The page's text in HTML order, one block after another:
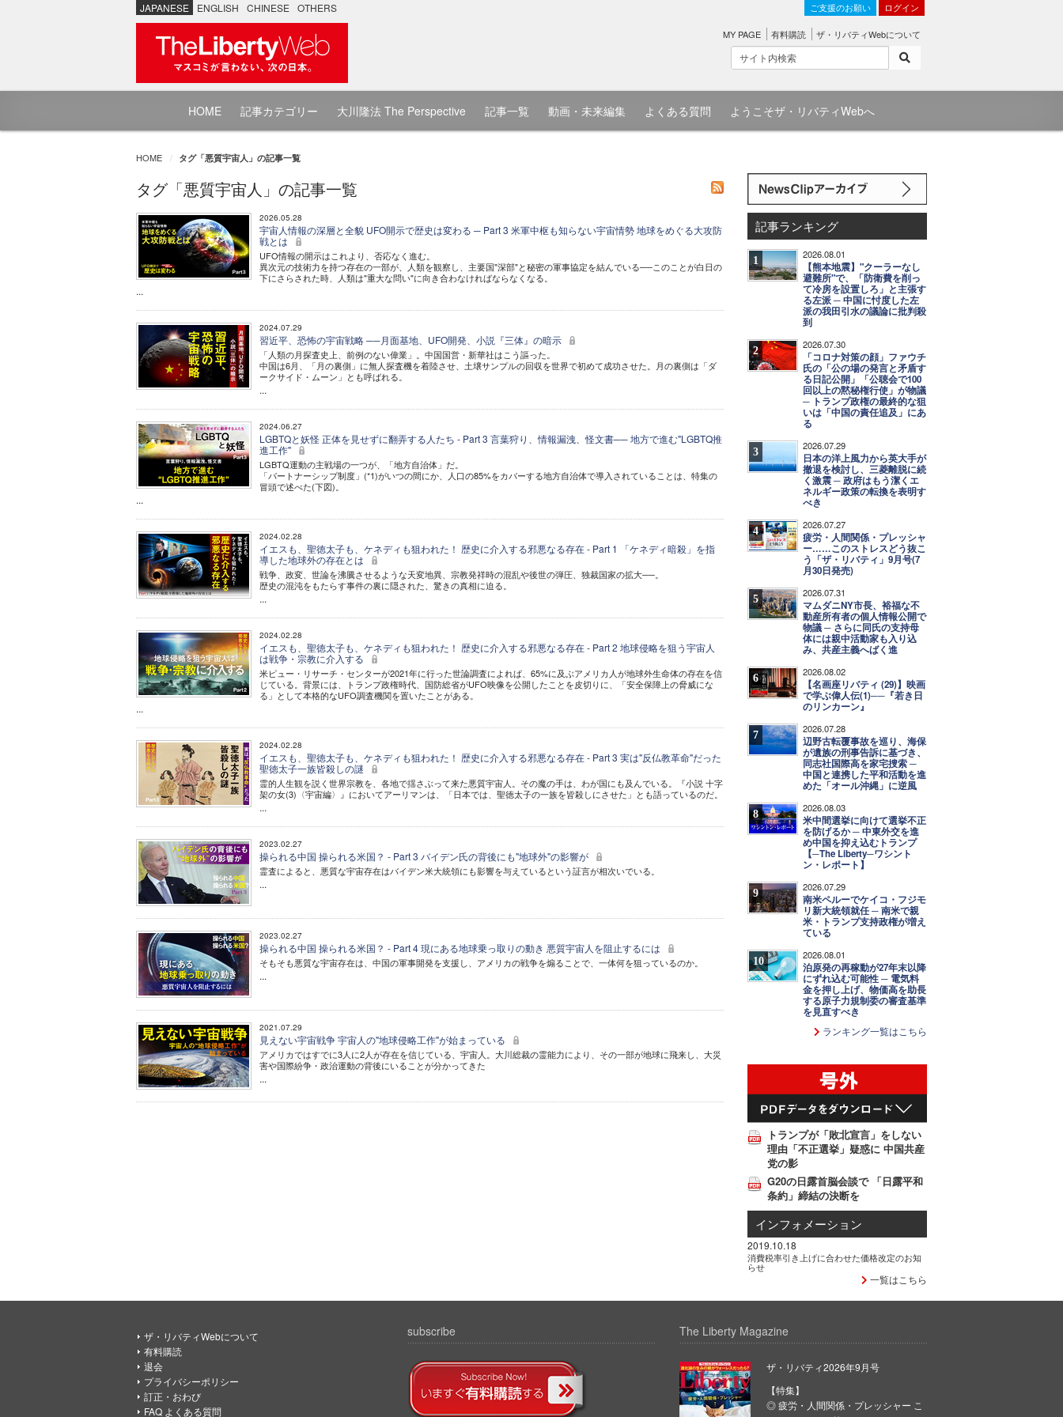
JAPANESE ENGLISH CHINESE OTHERS ご支援のお願い ログイン
MY PAGE 有料購読 ザ・リバティWebについて
HOME 記事カテゴリー 大川隆法 The Perspective 記事一覧 動画・未来編集 よくある質問 ようこそザ・リバティWebへ
HOME タグ「悪質宇宙人」の記事一覧
タグ「悪質宇宙人」の記事一覧
2026.05.28
宇宙人情報の深層と全貌 UFO開示で歴史は変わる ─ Part 3 米軍中枢も知らない宇宙情勢 地球をめぐる大攻防
戦とは
UFO情報の開示はこれより、否応なく進む。
異次元の技術力を持つ存在の一部が、人類を観察し、主要国"深部"と秘密の軍事協定を結んでいる──このことが白日の
下にさらされた時、人類は"重大な問い"に向き合わなければならなくなる。
...
2024.07.29
習近平、恐怖の宇宙戦略 ──月面基地、UFO開発、小説『三体』の暗示
「人類の月探査史上、前例のない偉業」。中国国営・新華社はこう謳った。
中国は6月、「月の裏側」に無人探査機を着陸させ、土壌サンプルの回収を世界で初めて成功させた。月の裏側は「ダ
ークサイド・ムーン」とも呼ばれる。
...
2024.06.27
LGBTQと妖怪 正体を見せずに翻弄する人たち - Part 3 言葉狩り、情報漏洩、怪文書── 地方で進む"LGBTQ推
進工作"
LGBTQ運動の主戦場の一つが、「地方自治体」だ。
「パートナーシップ制度」(*1)がいつの間にか、人口の85%をカバーする地方自治体で導入されていることは、特集の
冒頭で述べた(下図)。
...
2024.02.28
イエスも、聖徳太子も、ケネディも狙われた！ 歴史に介入する邪悪なる存在 - Part 1 「ケネディ暗殺」を指
導した地球外の存在とは
戦争、政変、世論を沸騰させるような天変地異、宗教発祥時の混乱や後世の弾圧、独裁国家の拡大──。
歴史の混沌をもたらす事件の裏に隠された、驚きの真相に迫る。
...
2024.02.28
イエスも、聖徳太子も、ケネディも狙われた！ 歴史に介入する邪悪なる存在 - Part 2 地球侵略を狙う宇宙人
は戦争・宗教に介入する
米ピュー・リサーチ・センターが2021年に行った世論調査によれば、65%に及ぶアメリカ人が地球外生命体の存在を信
じている。背景には、トランプ政権時代、国防総省がUFO映像を公開したことを皮切りに、「安全保障上の脅威にな
る」として本格的なUFO調査機関を置いたことがある。
...
2024.02.28
イエスも、聖徳太子も、ケネディも狙われた！ 歴史に介入する邪悪なる存在 - Part 3 実は"反仏教革命"だった
聖徳太子一族皆殺しの謎
霊的人生観を説く世界宗教を、各地で揺さぶって来た悪質宇宙人。その魔の手は、わが国にも及んでいる。『小説 十字
架の女(3)〈宇宙編〉』においてアーリマンは、「日本では、聖徳太子の一族を皆殺しにさせた」とも語っているのだ。
...
2023.02.27
操られる中国 操られる米国？ - Part 3 バイデン氏の背後にも"地球外"の影響が
霊査によると、悪質な宇宙存在はバイデン米大統領にも影響を与えているという証言が相次いでいる。
...
2023.02.27
操られる中国 操られる米国？ - Part 4 現にある地球乗っ取りの動き 悪質宇宙人を阻止するには
そもそも悪質な宇宙存在は、中国の軍事開発を支援し、アメリカの戦争を煽ることで、一体何を狙っているのか。
...
2021.07.29
見えない宇宙戦争 宇宙人の"地球侵略工作"が始まっている
アメリカではすでに3人に2人が存在を信じている、宇宙人。大川総裁の霊能力により、その一部が地球に飛来し、大災
害や国際紛争・政治運動の背後にいることが分かってきた
...
記事ランキング
1 2026.08.01
【熊本地震】"クーラーなし
避難所"で、「防衛費を削っ
て冷房を設置しろ」と主張す
る左派 ─ 中国に忖度した左
派の我田引水の議論に批判殺
到
2 2026.07.30
「コロナ対策の顔」ファウチ
氏の「公の場の発言と矛盾す
る日記公開」「公聴会で100
回以上の黙秘権行使」が物議
─ トランプ政権の最終的な狙
いは「中国の責任追及」にあ
る
3 2026.07.29
日本の洋上風力から英大手が
撤退を検討し、三菱離脱に続
く激震 ─ 政府はもう潔くエ
ネルギー政策の転換を表明す
べき
4 2026.07.27
疲労・人間関係・プレッシャ
ー……このストレスどう抜こ
う「ザ・リバティ」9月号(7
月30日発売)
5 2026.07.31
マムダニNY市長、裕福な不
動産所有者の個人情報公開で
物議 ─ さらに同氏の支持母
体には親中活動家も入り込
み、共産主義へばく進
6 2026.08.02
【名画座リバティ (29)】映画
で学ぶ偉人伝(1)──『若き日
のリンカーン』
7 2026.07.28
辺野古転覆事故を巡り、海保
が遺族の刑事告訴に基づき、
同志社国際高を家宅捜索 ─
中国と連携した平和活動を進
めた「オール沖縄」に逆風
8 2026.08.03
米中間選挙に向けて選挙不正
を防げるか ─ 中東外交を進
め中国を抑え込むトランプ
【─The Liberty─ワシント
ン・レポート】
9 2026.07.29
南米ペルーでケイコ・フジモ
リ新大統領就任 ─ 南米で親
米・トランプ支持政権が増え
ている
10 2026.08.01
泊原発の再稼動が27年末以降
にずれ込む可能性 ─ 電気料
金を押し上げ、物価高を助長
する原子力規制委の審査基準
を見直すべき
ランキング一覧はこちら
トランプが「敗北宣言」をしない
理由「不正選挙」疑惑に 中国共産
党の影
G20の日露首脳会談で 「日露平和
条約」締結の決断を
インフォメーション
2019.10.18
消費税率引き上げに合わせた価格改定のお知
らせ
一覧はこちら
ザ・リバティWebについて
有料購読
退会
プライバシーポリシー
訂正・おわび
FAQ よくある質問
subscribe The Liberty Magazine
ザ・リバティ2026年9月号
【特集】
◎ 疲労・人間関係・プレッシャー こ